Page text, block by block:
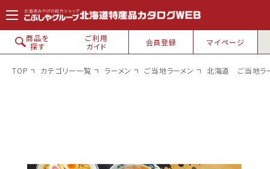
コンテン
ツに進
む
商品を
探す
ご利用
ガイド
会員登録 マイページ
TOP カテゴリー一覧 ラーメン ご当地ラーメン 北海道 ご当地ラ